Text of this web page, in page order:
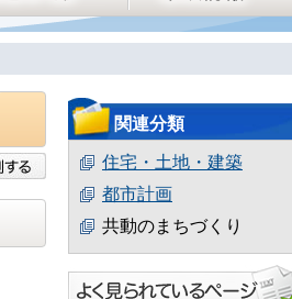
関連分類
住宅・土地・建築
都市計画
共動のまちづくり